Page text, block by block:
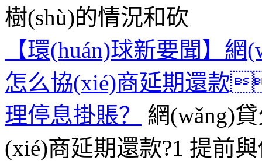
樹(shù)的情況和砍
【環(huán)球新要聞】
怎么協(xié)商延期還款
理停息掛賬？
網(wǎng)
(xié)商延期還款?1 提前